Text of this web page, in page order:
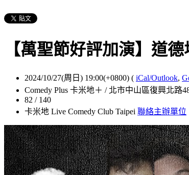
【萬聖節好評加演】道
2024/10/27(周日) 19:00(+0800) ( iCal/Outlook,
Comedy Plus 卡米地＋ / 北市中山區復興北路
82 / 140
卡米地 Live Comedy Club Taipei 聯絡主辦單位